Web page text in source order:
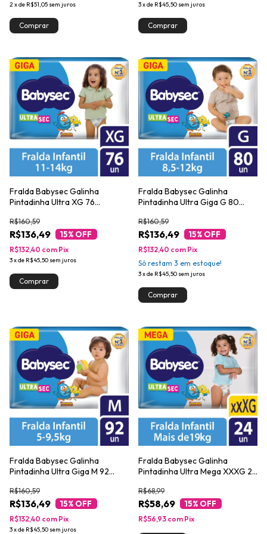
2xde R$51,05 sem juros 3xde R$45,50 sem juros
Fralda Babysec Galinha
Pintadinha Ultra XG 76
R$136,49
R$160,59
15% OFF
3xde R$45,50 sem juros
R$132,40 com Pix
Fralda Babysec Galinha
Pintadinha Ultra Giga G 80
R$136,49
R$160,59
15% OFF
3xde R$45,50 sem juros
R$132,40 com Pix
Só restam 3 em estoque!
Fralda Babysec Galinha
Pintadinha Ultra Giga M 92
R$136,49
R$160,59
15% OFF
3xde R$45,50 sem juros
R$132,40 com Pix
Fralda Babysec Galinha
Pintadinha Ultra Mega XXXG 24
R$58,69
R$68,99
15% OFF
R$56,93 com Pix